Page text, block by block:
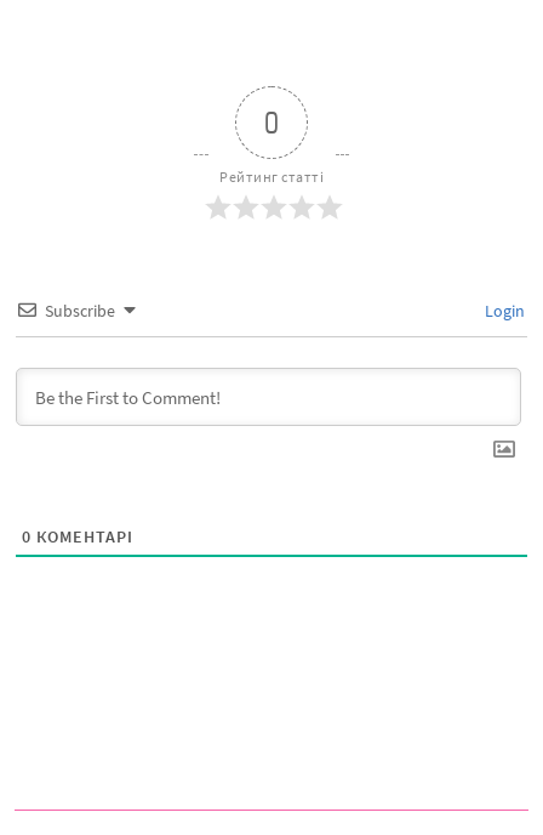
0
Рейтинг статті
Subscribe Login
0 КОМЕНТАРІ